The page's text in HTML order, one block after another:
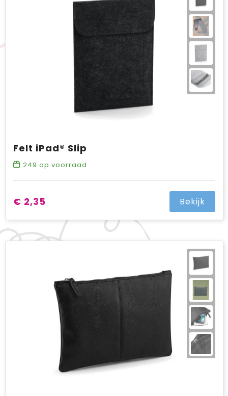
Brievenbuspakketten
Felt iPad® Slip
249 op voorraad
€ 2,35 Bekijk